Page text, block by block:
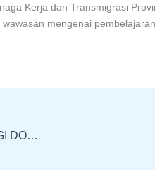
Kerja dan Transmigrasi
mengenai
SOSIALISASI UKBI ADAPTIF MERDEKA BAGI DOSEN (KOTA TANGERANG)